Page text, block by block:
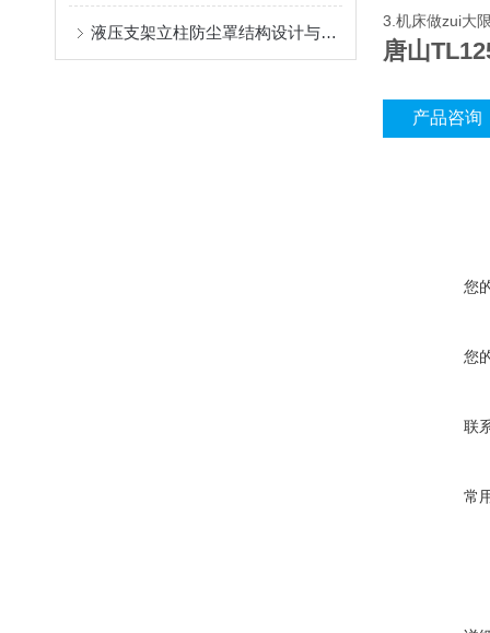
液压支架立柱防尘罩结构设计与密封防护原理
3.机床做zui大
唐山
产品咨询
您
您
联
常